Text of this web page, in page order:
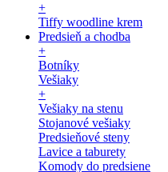
+
Tiffy woodline krem
Predsieň a chodba
+
Botníky
Vešiaky
+
Vešiaky na stenu
Stojanové vešiaky
Predsieňové steny
Lavice a taburety
Komody do predsiene